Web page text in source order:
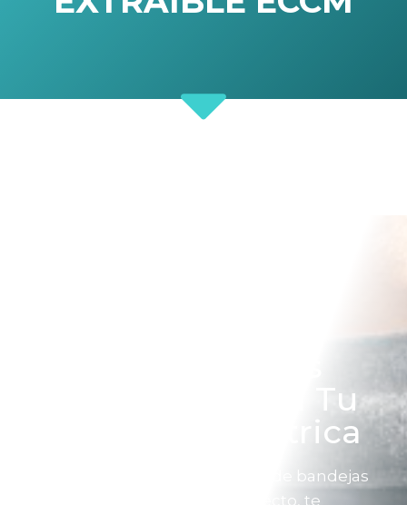
Portacables Para Tu
Instalación Eléctrica
Si alguno de nuestros sistemas de bandejas
portacables se ajusta a tu proyecto, te